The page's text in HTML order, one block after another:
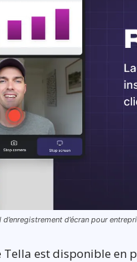
d’écran pour
est disponible en